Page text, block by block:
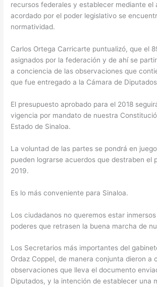
recursos federales y establecer mediante el
acordado por el poder legislativo se
normatividad.
Carlos Ortega Carricarte puntualizó, que el
asignados por la federación y de ahí se
a conciencia de las observaciones que
que fue entregado a la Cámara de
El presupuesto aprobado para el 2018
vigencia por mandato de nuestra
Estado de Sinaloa.
La voluntad de las partes se pondrá en
pueden lograrse acuerdos que destraben el
2019.
Es lo más conveniente para Sinaloa.
Los ciudadanos no queremos estar
poderes que retrasen la buena marcha de
Los Secretarios más importantes del
Ordaz Coppel, de manera conjunta dieron a
observaciones que lleva el documento
Diputados, y la intención de establecer una